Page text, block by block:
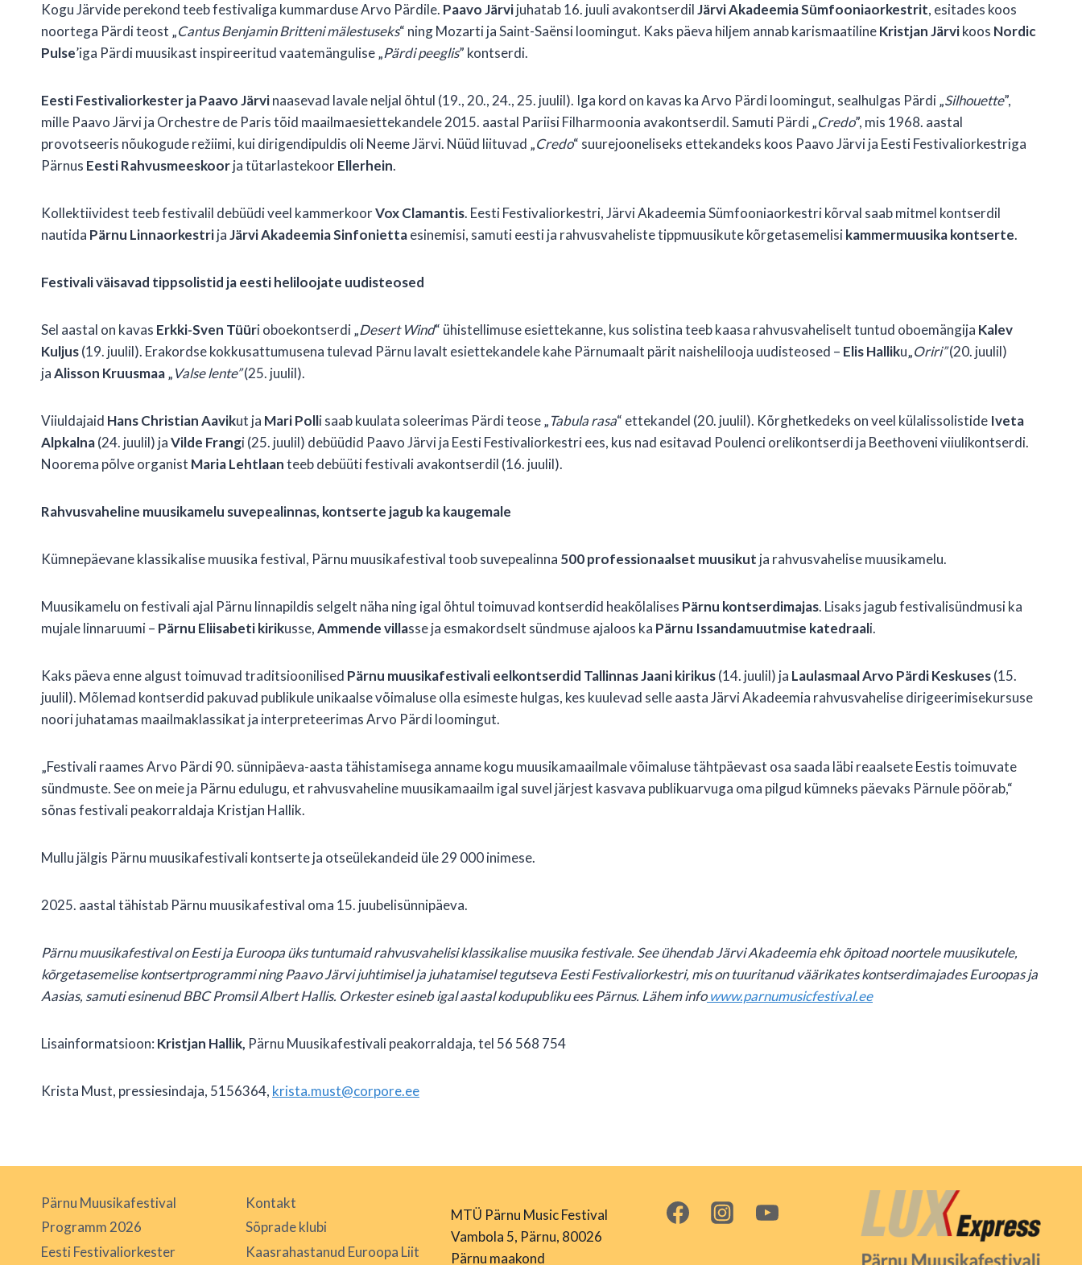
Kogu Järvide perekond teeb festivaliga kummarduse Arvo Pärdile. Paavo Järvijuhatab 16. juuli avakontserdilJärvi Akadeemia Sümfooniaorkestrit, esitades koos
noortega Pärdi teost „Cantus Benjamin Britteni mälestuseks“ ning Mozarti ja Saint-Saënsi loomingut. Kaks päeva hiljem annab karismaatilineKristjan Järvikoos Nordic
Pulse’iga Pärdi muusikast inspireeritud vaatemängulise „Pärdi peeglis” kontserdi.
Eesti Festivaliorkester ja Paavo Järvinaasevad lavale neljal õhtul (19., 20., 24., 25. juulil). Iga kord on kavas ka Arvo Pärdi loomingut, sealhulgas Pärdi „Silhouette”,
mille Paavo Järvi ja Orchestre de Paris tõid maailmaesiettekandele 2015. aastal Pariisi Filharmoonia avakontserdil. Samuti Pärdi „Credo”, mis 1968. aastal
provotseeris nõukogude režiimi, kui dirigendipuldis oli Neeme Järvi. Nüüd liituvad „Credo“ suurejooneliseks ettekandeks koos Paavo Järvi ja Eesti Festivaliorkestriga
Pärnus EestiRahvusmeeskoorja tütarlastekoorEllerhein.
Kollektiividest teeb festivalil debüüdi veel kammerkoorVox Clamantis. Eesti Festivaliorkestri, Järvi Akadeemia Sümfooniaorkestri kõrval saab mitmel kontserdil
nautida Pärnu LinnaorkestrijaJärvi Akadeemia Sinfoniettaesinemisi, samuti eesti ja rahvusvaheliste tippmuusikute kõrgetasemelisikammermuusika kontserte.
Festivali väisavad tippsolistid ja eesti heliloojate uudisteosed
Sel aastal on kavas Erkki-Sven Tüüri oboekontserdi „Desert Wind“ ühistellimuse esiettekanne, kus solistina teeb kaasa rahvusvaheliselt tuntud oboemängija Kalev
Kuljus(19. juulil). Erakordse kokkusattumusena tulevad Pärnu lavalt esiettekandele kahe Pärnumaalt pärit naishelilooja uudisteosed – Elis Halliku„Oriri”(20. juulil)
jaAlisson Kruusmaa„Valse lente”(25. juulil).
Viiuldajaid Hans Christian Aavikut ja Mari Polli saab kuulata soleerimas Pärdi teose „Tabula rasa“ ettekandel (20. juulil). Kõrghetkedeks on veel külalissolistide Iveta
Alpkalna(24. juulil) jaVilde Frangi (25. juulil) debüüdid Paavo Järvi ja Eesti Festivaliorkestri ees, kus nad esitavad Poulenci orelikontserdi ja Beethoveni viiulikontserdi.
Noorema põlve organist Maria Lehtlaanteeb debüüti festivali avakontserdil (16. juulil).
Rahvusvaheline muusikamelu suvepealinnas, kontserte jagub ka kaugemale
Kümnepäevane klassikalise muusika festival, Pärnu muusikafestival toob suvepealinna 500 professionaalset muusikut ja rahvusvahelise muusikamelu.
Muusikamelu on festivali ajal Pärnu linnapildis selgelt näha ning igal õhtul toimuvad kontserdid heakõlalises Pärnu kontserdimajas. Lisaks jagub festivalisündmusi ka
mujale linnaruumi – Pärnu Eliisabeti kirikusse,Ammende villasse ja esmakordselt sündmuse ajaloos ka Pärnu Issandamuutmise katedraali.
Kaks päeva enne algust toimuvad traditsioonilised Pärnu muusikafestivali eelkontserdid Tallinnas Jaani kirikus(14. juulil) ja Laulasmaal Arvo Pärdi Keskuses(15.
juulil). Mõlemad kontserdid pakuvad publikule unikaalse võimaluse olla esimeste hulgas, kes kuulevad selle aasta Järvi Akadeemia rahvusvahelise dirigeerimisekursuse
noori juhatamas maailmaklassikat ja interpreteerimas Arvo Pärdi loomingut.
„Festivali raames Arvo Pärdi 90. sünnipäeva-aasta tähistamisega anname kogu muusikamaailmale võimaluse tähtpäevast osa saada läbi reaalsete Eestis toimuvate
sündmuste. See on meie ja Pärnu edulugu, et rahvusvaheline muusikamaailm igal suvel järjest kasvava publikuarvuga oma pilgud kümneks päevaks Pärnule pöörab,“
sõnas festivali peakorraldaja Kristjan Hallik.
Mullu jälgis Pärnu muusikafestivali kontserte ja otseülekandeid üle 29 000 inimese.
2025. aastal tähistab Pärnu muusikafestival oma 15. juubelisünnipäeva.
Pärnu muusikafestival on Eesti ja Euroopa üks tuntumaid rahvusvahelisi klassikalise muusika festivale. See ühendab Järvi Akadeemia ehk õpitoad noortele muusikutele,
kõrgetasemelise kontsertprogrammi ning Paavo Järvi juhtimisel ja juhatamisel tegutseva Eesti Festivaliorkestri, mis on tuuritanud väärikates kontserdimajades Euroopas ja
Aasias, samuti esinenud BBC Promsil Albert Hallis. Orkester esineb igal aastal kodupubliku ees Pärnus. Lähem infowww.parnumusicfestival.ee
Lisainformatsioon: Kristjan Hallik, Pärnu Muusikafestivali peakorraldaja, tel 56 568 754
Krista Must, pressiesindaja, 5156364, krista.must@corpore.ee
Pärnu Muusikafestival
Programm 2026
Eesti Festivaliorkester
Kontakt
Sõprade klubi
Kaasrahastanud Euroopa Liit
MTÜ Pärnu Music Festival
Vambola 5, Pärnu, 80026
Pärnu maakond